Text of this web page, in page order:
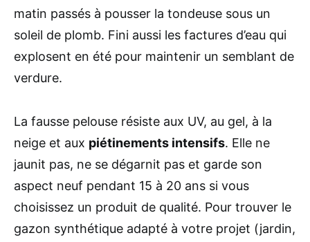
matin passés à pousser la tondeuse sous un
soleil de plomb. Fini aussi les factures d’eau qui
explosent en été pour maintenir un semblant de
verdure.
La fausse pelouse résiste aux UV, au gel, à la
neige et aux piétinements intensifs. Elle ne
jaunit pas, ne se dégarnit pas et garde son
aspect neuf pendant 15 à 20 ans si vous
choisissez un produit de qualité. Pour trouver le
gazon synthétique adapté à votre projet (jardin,